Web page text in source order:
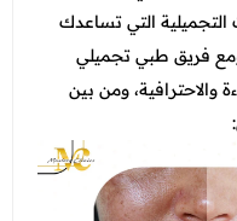
التي تساعدك
فريق طبي تجميلي
ومن بين